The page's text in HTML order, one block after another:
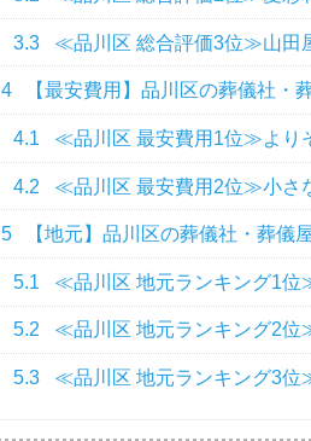
3.3 ≪品川区 総合評価3位≫山田
4 【最安費用】品川区の葬儀社・
4.1 ≪品川区 最安費用1位≫より
4.2 ≪品川区 最安費用2位≫小さ
5 【地元】品川区の葬儀社・葬儀
5.1 ≪品川区 地元ランキング1位
5.2 ≪品川区 地元ランキング2位
5.3 ≪品川区 地元ランキング3位